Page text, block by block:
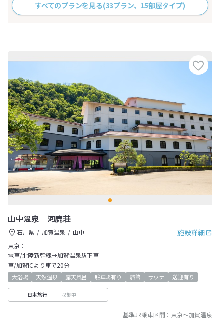
すべてのプランを見る(33プラン、15部屋タイプ)
山中温泉 河鹿荘
施設詳細
石川県 加賀温泉
山中
東京：
電車/北陸新幹線→加賀温泉駅下車
車/加賀ICより車で20分
大浴場 天然温泉 露天風呂 駐車場有り 旅館 サウナ 送迎有り
日本旅行 収集中
基準JR乗車区間： 東京～加賀温泉